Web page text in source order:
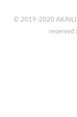
© 2019-2020
reserved